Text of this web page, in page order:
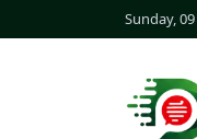
Sunday,